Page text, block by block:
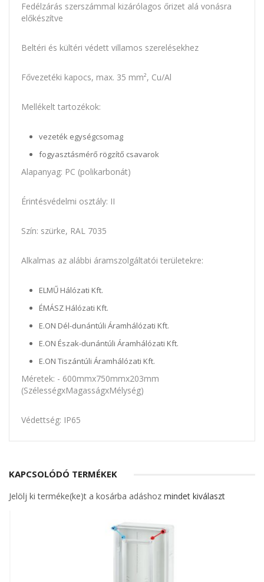
Fedélzárás szerszámmal kizárólagos őrizet alá vonásra
előkészítve
Beltéri és kültéri védett villamos szerelésekhez
Fővezetéki kapocs, max. 35 mm², Cu/Al
Mellékelt tartozékok:
vezeték egységcsomag
fogyasztásmérő rögzítő csavarok
Alapanyag: PC (polikarbonát)
Érintésvédelmi osztály: II
Szín: szürke, RAL 7035
Alkalmas az alábbi áramszolgáltatói területekre:
ELMŰ Hálózati Kft.
ÉMÁSZ Hálózati Kft.
E.ON Dél-dunántúli Áramhálózati Kft.
E.ON Észak-dunántúli Áramhálózati Kft.
E.ON Tiszántúli Áramhálózati Kft.
Méretek: - 600mmx750mmx203mm
(SzélességxMagasságxMélység)
Védettség: IP65
KAPCSOLÓDÓ TERMÉKEK
Jelölj ki terméke(ke)t a kosárba adáshoz mindet kiválaszt